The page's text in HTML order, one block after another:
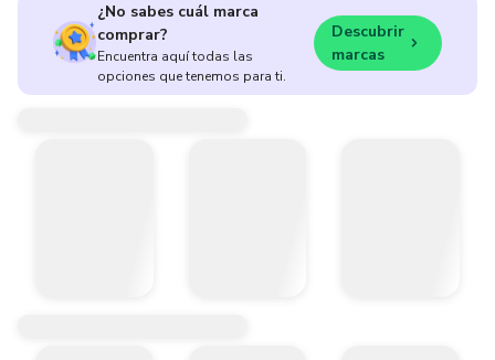
¿No sabes cuál marca
comprar?
Encuentra aquí todas las
opciones que tenemos para ti.
Descubrir
marcas